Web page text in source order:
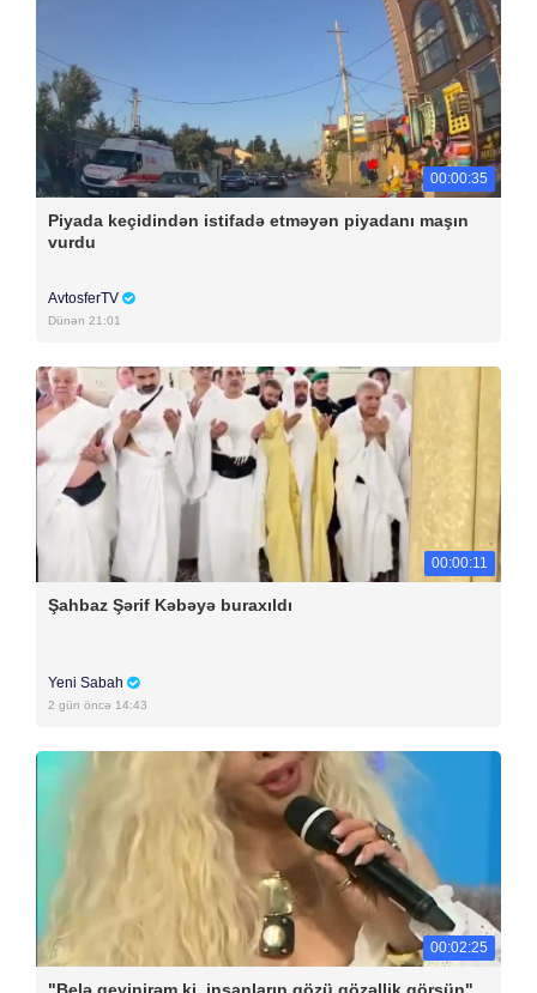
00:00:35
Piyada keçidindən istifadə etməyən piyadanı maşın
vurdu
AvtosferTV
Dünən 21:01
00:00:11
Şahbaz Şərif Kəbəyə buraxıldı
Yeni Sabah
2 gün öncə 14:43
00:02:25